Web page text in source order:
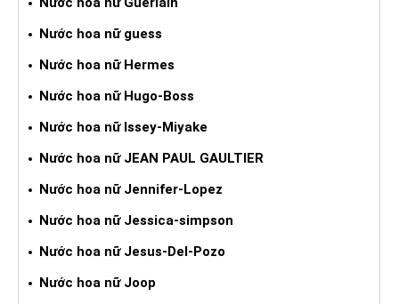
Nước hoa nữ guess
Nước hoa nữ Hermes
Nước hoa nữ Hugo-Boss
Nước hoa nữ Issey-Miyake
Nước hoa nữ JEAN PAUL GAULTIER
Nước hoa nữ Jennifer-Lopez
Nước hoa nữ Jessica-simpson
Nước hoa nữ Jesus-Del-Pozo
Nước hoa nữ Joop